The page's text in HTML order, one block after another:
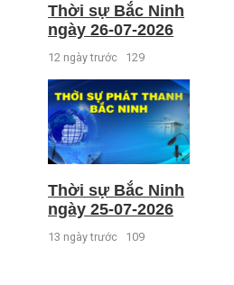
Thời sự Bắc Ninh
ngày 26-07-2026
12 ngày trước 129
Thời sự Bắc Ninh
ngày 25-07-2026
13 ngày trước 109